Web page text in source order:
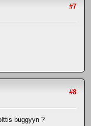
#7
#8
buggyyn ?